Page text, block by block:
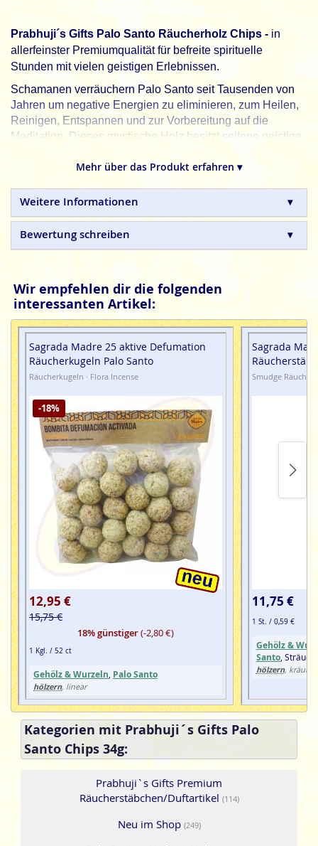
Prabhuji´s Gifts Palo Santo Räucherholz Chips - in
allerfeinster Premiumqualität für befreite spirituelle
Stunden mit vielen geistigen Erlebnissen.
Schamanen verräuchern Palo Santo seit Tausenden von
Jahren um negative Energien zu eliminieren, zum Heilen,
Reinigen, Entspannen und zur Vorbereitung auf die
Meditation. Dieses mystische Holz besitzt seltene geistige
wenn es verräuchert wird.
Bekannt alsDas Heilige Holz,wird es nachhaltig im
Amazonas-Regenwald gesammelt, nachdem die Bäume
natürlich gefallen sind und für mehrere Jahre lagen, damit
die aromatischen Öle mit ihren besonderen Eigenschaften
reifen konnten.
natürlich, nachhaltig gesammelt, fair gehandelt und von
höchster Qualität.
Mehr über das Produkt erfahren ▾
Weitere Informationen
Bewertung schreiben
Wir empfehlen dir die folgenden
interessanten Artikel:
Sagrada Madre 25 aktive Defumation
Räucherkugeln Palo Santo
Räucherkugeln · Flora Incense
-18%
12,95 €
15,75 €
18% günstiger(-2,80 €)
1 Kgl. / 52 ct
Gehölz & Wurzeln Palo Santo
hölzern, linear
Sagrada
Smudge
11,75 €
1 St. / 0,59 €
Gehölz &
Santo,
hölzern,
Kategorien mit Prabhuji´s Gifts Palo
Santo Chips 34g:
Prabhuji`s Gifts Premium
Räucherstäbchen/Duftartikel (114)
Neu im Shop (249)